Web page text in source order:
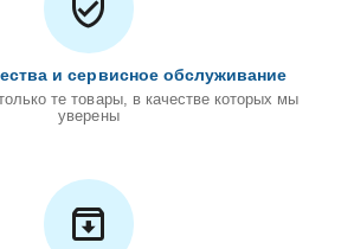
и сервисное обслуживание
те товары, в качестве которых мы
уверены